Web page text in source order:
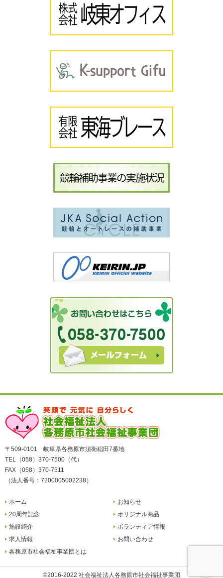
〒509-0101 岐阜県各務原市須衛稲田7番地
TEL（058）370-7500（代）
FAX（058）370-7511
（法人番号：7200005002238）
ホーム
お知らせ
20周年記念
オリジナル商品
施設紹介
ボランティア情報
求人情報
お問い合わせ
各務原市社会福祉事業団とは
©2016-2022 社会福祉法人各務原市社会福祉事業団